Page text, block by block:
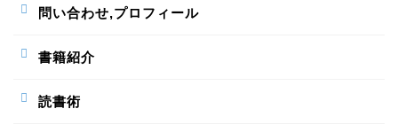
問い合わせ,プロフィール
書籍紹介
読書術